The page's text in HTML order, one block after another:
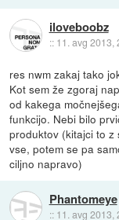
iloveboobz
:: 11. avg 2013,
res nwm zakaj tako
Kot sem že zgoraj
od kakega
funkcijo. Nebi bilo
produktov (kitajci to z
vse, potem se pa
ciljno napravo)
Phantomeye
:: 11. avg 2013,